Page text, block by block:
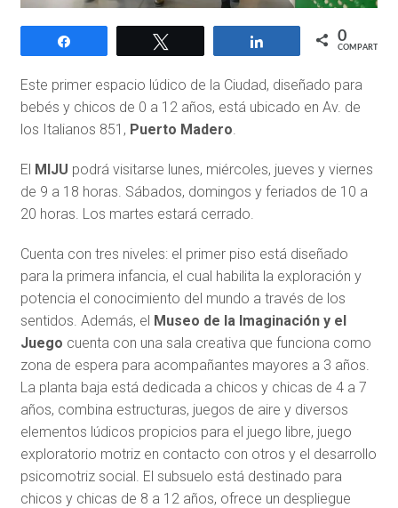
Compartir 0
COMPARTIR
Este primer espacio lúdico de la Ciudad, diseñado para
bebés y chicos de 0 a 12 años, está ubicado en Av. de
los Italianos 851, Puerto Madero.
El MIJU podrá visitarse lunes, miércoles, jueves y viernes
de 9 a 18 horas. Sábados, domingos y feriados de 10 a
20 horas. Los martes estará cerrado.
Cuenta con tres niveles: el primer piso está diseñado
para la primera infancia, el cual habilita la exploración y
potencia el conocimiento del mundo a través de los
sentidos. Además, el Museo de la Imaginación y el
Juego cuenta con una sala creativa que funciona como
zona de espera para acompañantes mayores a 3 años.
La planta baja está dedicada a chicos y chicas de 4 a 7
años, combina estructuras, juegos de aire y diversos
elementos lúdicos propicios para el juego libre, juego
exploratorio motriz en contacto con otros y el desarrollo
psicomotriz social. El subsuelo está destinado para
chicos y chicas de 8 a 12 años, ofrece un despliegue